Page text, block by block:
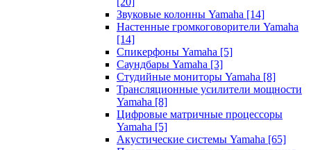
Звуковые колонны Yamaha [14]
Настенные громкоговорители Yamaha
[14]
Спикерфоны Yamaha [5]
Саундбары Yamaha [3]
Студийные мониторы Yamaha [8]
Трансляционные усилители мощности
Yamaha [8]
Цифровые матричные процессоры
Yamaha [5]
Акустические системы Yamaha [65]